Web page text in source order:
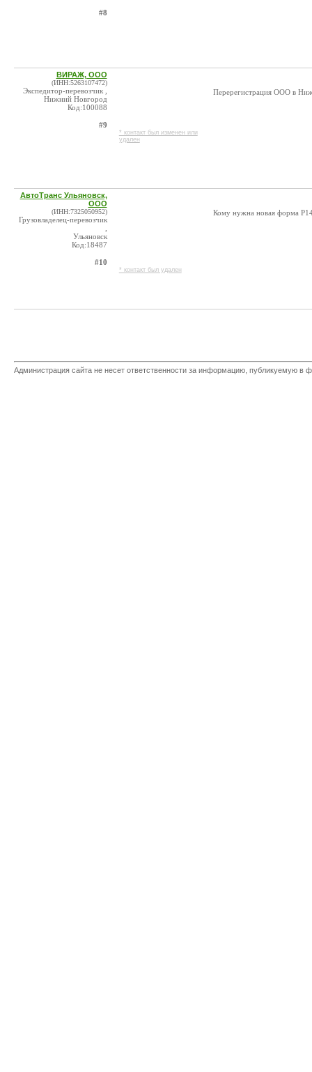
#8
ВИРАЖ, ООО
(ИНН:5263107472)
Экспедитор-перевозчик ,
Нижний Новгород
Код:100088
#9
* контакт был изменен или
удален
Перерегистрация ООО в
АвтоТранс Ульяновск,
ООО
(ИНН:7325050952)
Грузовладелец-перевозчик
Ульяновск
Код:18487
#10
* контакт был удален
Кому нужна новая форма
Администрация сайта не несет ответственности за информацию, публикуемую